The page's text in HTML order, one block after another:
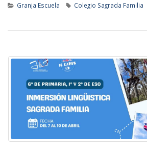
Granja Escuela Colegio Sagrada Familia